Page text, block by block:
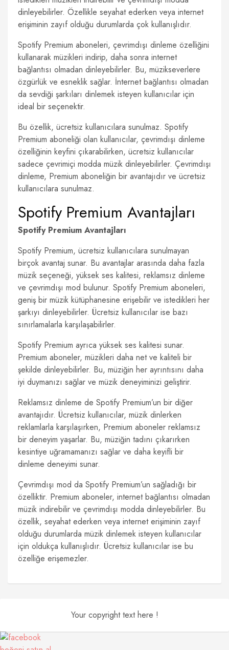
dinleyebilirler. Özellikle seyahat ederken veya internet
erişiminin zayıf olduğu durumlarda çok kullanışlıdır.
Spotify Premium aboneleri, çevrimdışı dinleme özelliğini
kullanarak müzikleri indirip, daha sonra internet
bağlantısı olmadan dinleyebilirler. Bu, müzikseverlere
özgürlük ve esneklik sağlar. İnternet bağlantısı olmadan
da sevdiği şarkıları dinlemek isteyen kullanıcılar için
ideal bir seçenektir.
Bu özellik, ücretsiz kullanıcılara sunulmaz. Spotify
Premium aboneliği olan kullanıcılar, çevrimdışı dinleme
özelliğinin keyfini çıkarabilirken, ücretsiz kullanıcılar
sadece çevrimiçi modda müzik dinleyebilirler. Çevrimdışı
dinleme, Premium aboneliğin bir avantajıdır ve ücretsiz
kullanıcılara sunulmaz.
Spotify Premium Avantajları
Spotify Premium Avantajları
Spotify Premium, ücretsiz kullanıcılara sunulmayan
birçok avantaj sunar. Bu avantajlar arasında daha fazla
müzik seçeneği, yüksek ses kalitesi, reklamsız dinleme
ve çevrimdışı mod bulunur. Spotify Premium aboneleri,
geniş bir müzik kütüphanesine erişebilir ve istedikleri her
şarkıyı dinleyebilirler. Ücretsiz kullanıcılar ise bazı
sınırlamalarla karşılaşabilirler.
Spotify Premium ayrıca yüksek ses kalitesi sunar.
Premium aboneler, müzikleri daha net ve kaliteli bir
şekilde dinleyebilirler. Bu, müziğin her ayrıntısını daha
iyi duymanızı sağlar ve müzik deneyiminizi geliştirir.
Reklamsız dinleme de Spotify Premium’un bir diğer
avantajıdır. Ücretsiz kullanıcılar, müzik dinlerken
reklamlarla karşılaşırken, Premium aboneler reklamsız
bir deneyim yaşarlar. Bu, müziğin tadını çıkarırken
kesintiye uğramamanızı sağlar ve daha keyifli bir
dinleme deneyimi sunar.
Çevrimdışı mod da Spotify Premium’un sağladığı bir
özelliktir. Premium aboneler, internet bağlantısı olmadan
müzik indirebilir ve çevrimdışı modda dinleyebilirler. Bu
özellik, seyahat ederken veya internet erişiminin zayıf
olduğu durumlarda müzik dinlemek isteyen kullanıcılar
için oldukça kullanışlıdır. Ücretsiz kullanıcılar ise bu
özelliğe erişemezler.
Your copyright text here !